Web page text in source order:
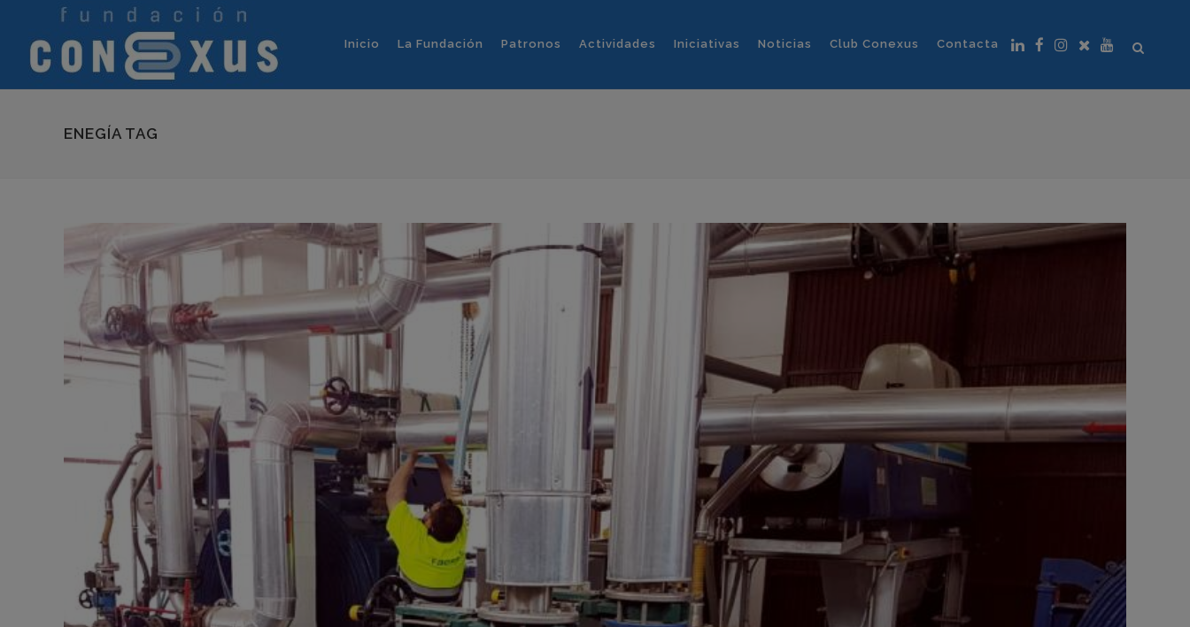
Inicio La Fundación Patronos Actividades Iniciativas Noticias Club Conexus Contacta
ENEGÍA TAG